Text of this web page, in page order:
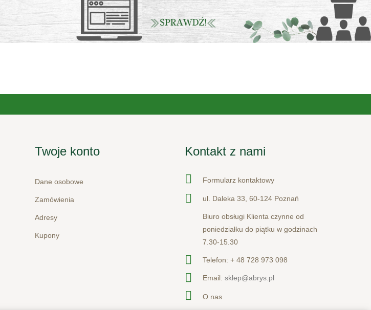
Twoje konto
Dane osobowe
Zamówienia
Adresy
Kupony
Kontakt z nami
Formularz kontaktowy
ul. Daleka 33, 60-124 Poznań
Biuro obsługi Klienta czynne od
poniedziałku do piątku w godzinach
7.30-15.30
Telefon: + 48 728 973 098
Email: sklep@abrys.pl
O nas